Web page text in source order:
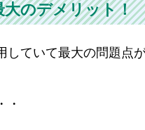
大のデメリット！
していて最大の問題点が
・